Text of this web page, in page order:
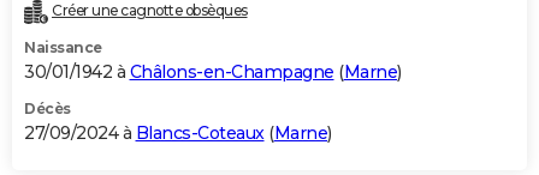
Créer une cagnotte obsèques
Naissance
30/01/1942 à Châlons-en-Champagne (Marne)
Décès
27/09/2024 à Blancs-Coteaux(Marne)